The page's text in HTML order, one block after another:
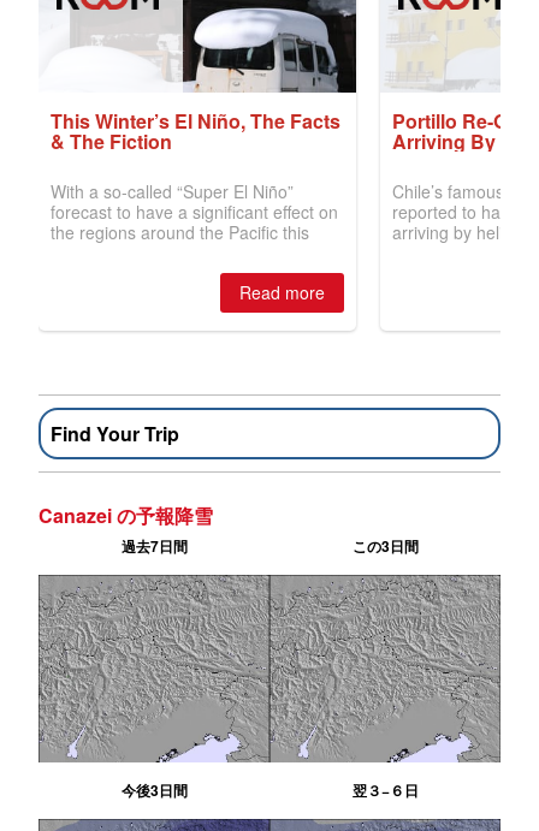
Find Your Trip
Canazei の予報降雪
過去7日間 この3日間
今後3日間 翌３−６日